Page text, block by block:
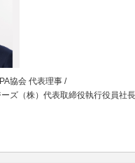
協会 代表理事 /
ズ（株）代表取締役執行役員社長